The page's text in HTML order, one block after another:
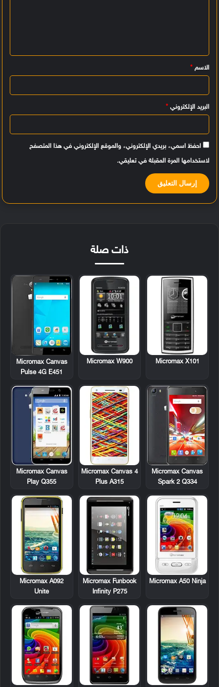
ي
ق
الاسم *
البريد الإلكتروني *
احفظ اسمي، بريدي الإلكتروني، والموقع الإلكتروني في هذا المتصفح
لاستخدامها المرة المقبلة في تعليقي.
ذات صلة
Micromax X101
Micromax W900
Micromax Canvas
Pulse 4G E451
Micromax Canvas
Spark 2 Q334
Micromax Canvas 4
Plus A315
Micromax Canvas
Play Q355
Micromax A50 Ninja
Micromax Funbook
Infinity P275
Micromax A092
Unite